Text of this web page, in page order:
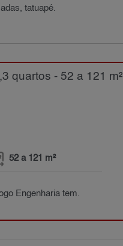
tatuapé.
quartos - 52 a 121 m²
52 a 121 m²
Engenharia tem.